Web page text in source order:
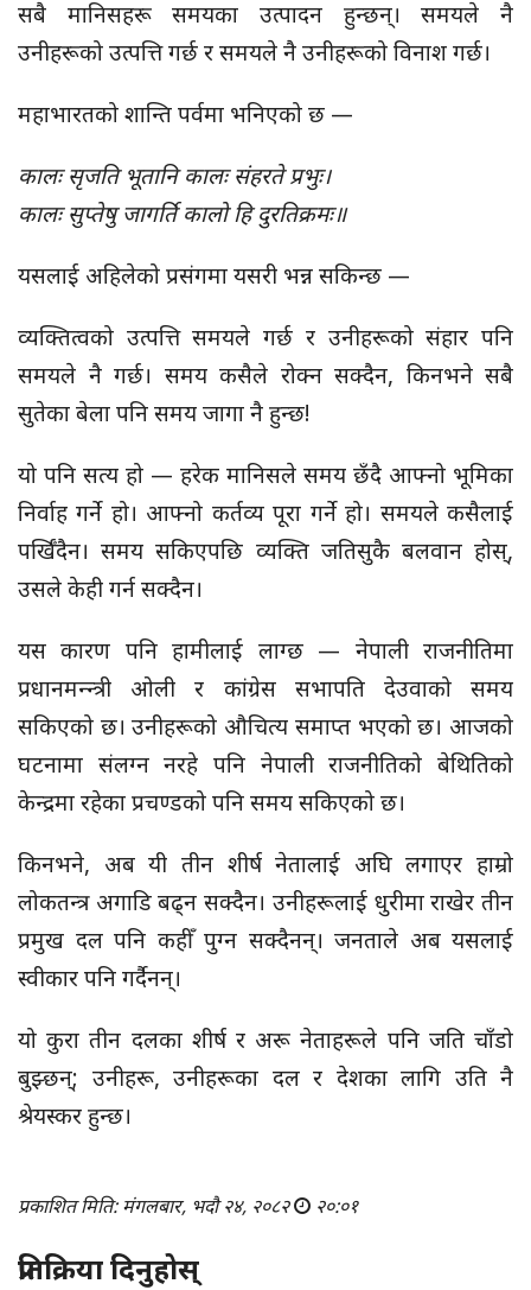
सबै मानिसहरू समयका उत्पादन हुन्छन्। समयले नै
उनीहरूको उत्पत्ति गर्छ र समयले नै उनीहरूको विनाश गर्छ।
महाभारतको शान्ति पर्वमा भनिएको छ —
कालः सृजति भूतानि कालः संहरते प्रभुः।
कालः सुप्तेषु जागर्ति कालो हि दुरतिक्रमः॥
यसलाई अहिलेको प्रसंगमा यसरी भन्न सकिन्छ —
व्यक्तित्वको उत्पत्ति समयले गर्छ र उनीहरूको संहार पनि
समयले नै गर्छ। समय कसैले रोक्न सक्दैन, किनभने सबै
सुतेका बेला पनि समय जागा नै हुन्छ!
यो पनि सत्य हो — हरेक मानिसले समय छँदै आफ्नो भूमिका
निर्वाह गर्ने हो। आफ्नो कर्तव्य पूरा गर्ने हो। समयले कसैलाई
पर्खिँदैन। समय सकिएपछि व्यक्ति जतिसुकै बलवान होस्,
उसले केही गर्न सक्दैन।
यस कारण पनि हामीलाई लाग्छ — नेपाली राजनीतिमा
प्रधानमन्न्त्री ओली र कांग्रेस सभापति देउवाको समय
सकिएको छ। उनीहरूको औचित्य समाप्त भएको छ। आजको
घटनामा संलग्न नरहे पनि नेपाली राजनीतिको बेथितिको
केन्द्रमा रहेका प्रचण्डको पनि समय सकिएको छ।
किनभने, अब यी तीन शीर्ष नेतालाई अघि लगाएर हाम्रो
लोकतन्त्र अगाडि बढ्न सक्दैन। उनीहरूलाई धुरीमा राखेर तीन
प्रमुख दल पनि कहीँ पुग्न सक्दैनन्। जनताले अब यसलाई
स्वीकार पनि गर्दैनन्।
यो कुरा तीन दलका शीर्ष‍ र अरू नेताहरूले पनि जति चाँडो
बुझ्छन्; उनीहरू, उनीहरूका दल र देशका लागि उति नै
श्रेयस्कर हुन्छ।
प्रकाशित मिति: मंगलबार, भदौ २४, २०८२ २०:०१
प्रतिक्रिया दिनुहोस्